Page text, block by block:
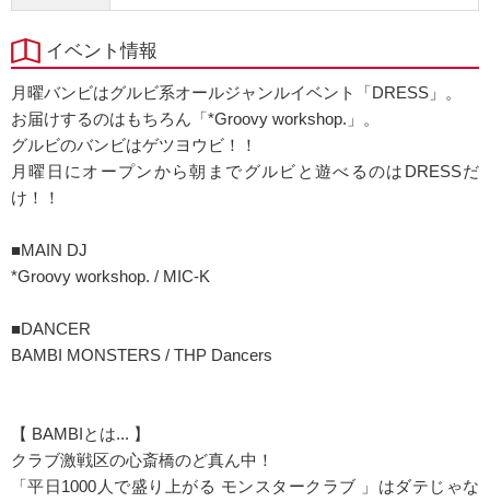
イベント情報
月曜バンビはグルビ系オールジャンルイベント「DRESS」。
お届けするのはもちろん「*Groovy workshop.」。
グルビのバンビはゲツヨウビ！！
月曜日にオープンから朝までグルビと遊べるのはDRESSだ
け！！
■MAIN DJ
*Groovy workshop. / MIC-K
■DANCER
BAMBI MONSTERS / THP Dancers
【 BAMBIとは... 】
クラブ激戦区の心斎橋のど真ん中！
「平日1000人で盛り上がる モンスタークラブ 」はダテじゃな